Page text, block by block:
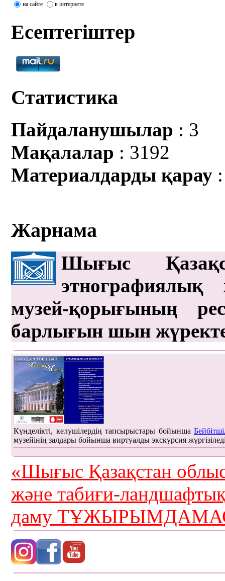
на сайте в интернете
Есептегіштер
Статистика
Пайдаланушылар : 3
Мақалалар : 3192
Материалдарды қарау
Жарнама
Шығыс
этнографиялық
музей-қорығының
барлығын шын
Күнделікті, келушілердің тапсырыстары бойынша
музейінің залдары бойынша виртуалды экскурсия
«Шығыс Қазақстан
және табиғи-
даму